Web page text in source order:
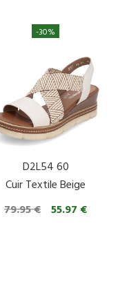
D2L54 60
Cuir Textile Beige
79.95 € 55.97 €
-30%